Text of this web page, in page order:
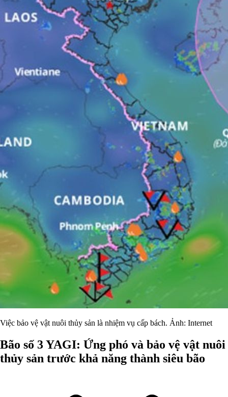
Việc bảo vệ vật nuôi thủy sản là nhiệm vụ cấp bách. Ảnh: Internet
Bão số 3 YAGI: Ứng phó và bảo vệ vật nuôi
thủy sản trước khả năng thành siêu bão